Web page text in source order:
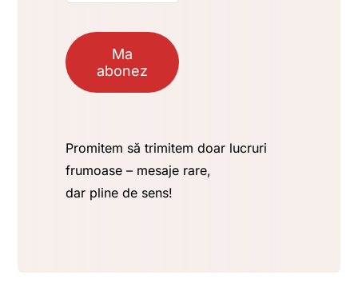
Ma
abonez
Promitem să trimitem doar lucruri
frumoase – mesaje rare,
dar pline de sens!